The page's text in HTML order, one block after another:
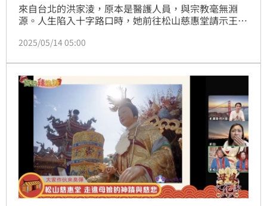
來自台北的洪家淩，原本是醫護人員，與宗教毫無淵
源。人生陷入十字路口時，她前往松山慈惠堂請示王母
名。這段震撼人心的經歷，也成為她轉變命運的起點。
2025/05/14 05:00